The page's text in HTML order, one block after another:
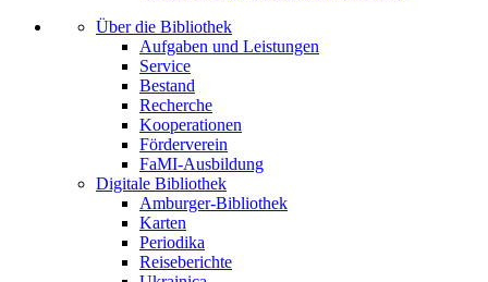
Über die Bibliothek
Aufgaben und Leistungen
Service
Bestand
Recherche
Kooperationen
Förderverein
FaMI-Ausbildung
Digitale Bibliothek
Amburger-Bibliothek
Karten
Periodika
Reiseberichte